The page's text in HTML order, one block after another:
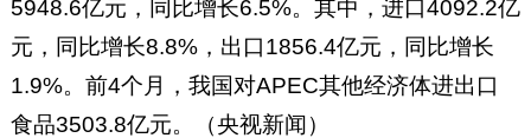
5948.6亿元，同比增长6.5%。其中，进口4092.2亿
元，同比增长8.8%，出口1856.4亿元，同比增长
1.9%。前4个月，我国对APEC其他经济体进出口
食品3503.8亿元。（央视新闻）